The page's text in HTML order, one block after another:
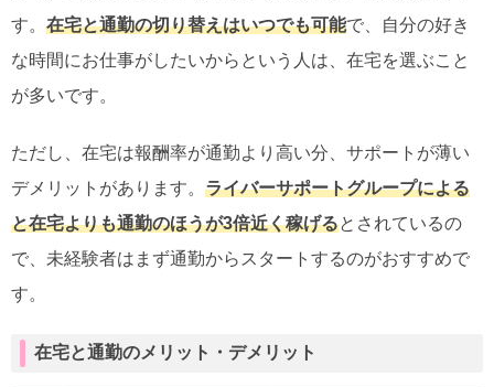
す。 在宅と通勤の切り替えはいつでも可能で、自分の好き
な時間にお仕事がしたいからという人は、在宅を選ぶこと
が多いです。
ただし、在宅は報酬率が通勤より高い分、サポートが薄い
デメリットがあります。 ライバーサポートグループによる
と在宅よりも通勤のほうが3倍近く稼げるとされているの
で、未経験者はまず通勤からスタートするのがおすすめで
す。
在宅と通勤のメリット・デメリット